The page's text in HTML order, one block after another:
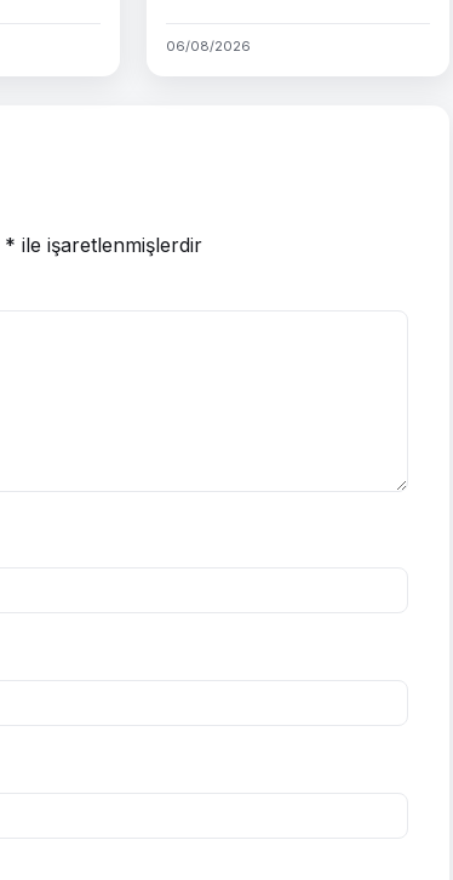
06/08/2026
* ile işaretlenmişlerdir